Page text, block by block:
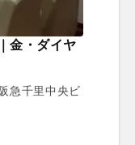
金・ダイヤ
急千里中央ビ